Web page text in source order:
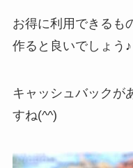
お得に利用できるも
作ると良いでしょう♪
キャッシュバックが
すね(^^)